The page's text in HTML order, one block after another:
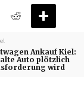
Ankauf Kiel:
alte Auto plötzlich
wird